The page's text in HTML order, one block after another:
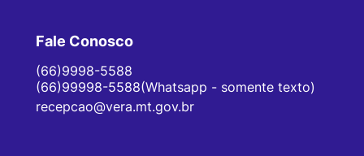
Fale Conosco
(66)9998-5588
(66)99998-5588(Whatsapp - somente texto)
recepcao@vera.mt.gov.br